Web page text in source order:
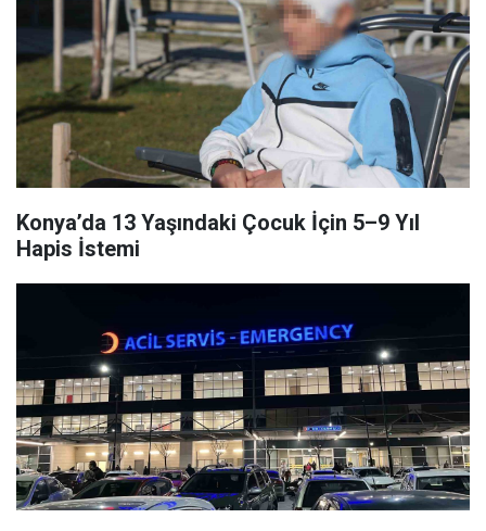
Konya’da 13 Yaşındaki Çocuk İçin 5–9 Yıl
Hapis İstemi